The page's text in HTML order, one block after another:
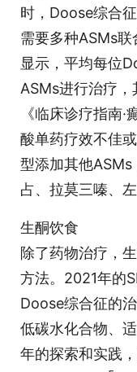
时，Doose综合
需要多种ASMs
显示，平均每位
ASMs进行治疗，
《临床诊疗指南
酸单药疗效不佳
型添加其他
占、拉莫三嗪、
生酮饮食
除了药物治疗，
方法。2021年的
Doose综合征的治
低碳水化合物、
年的探索和实践